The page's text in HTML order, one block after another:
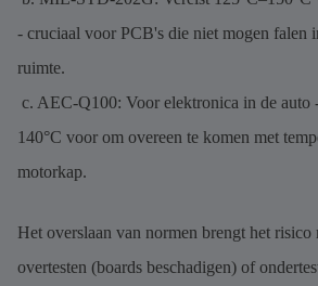
- cruciaal voor PCB's die niet mogen falen
ruimte.
c. AEC-Q100: Voor elektronica in de auto
140°C voor om overeen te komen met
motorkap.
Het overslaan van normen brengt het risico
overtesten (boards beschadigen) of